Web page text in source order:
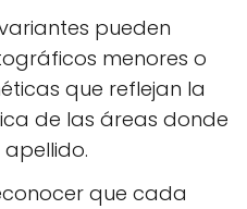
pueden
menores o
que reflejan la
de las áreas donde
que cada